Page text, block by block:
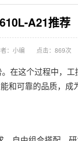
A21推荐
：小编 点击： 869次
这个过程中，工
和可靠的品质，